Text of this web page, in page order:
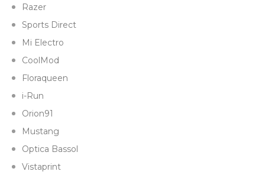
Razer
Sports Direct
Mi Electro
CoolMod
Floraqueen
i-Run
Orion91
Mustang
Optica Bassol
Vistaprint